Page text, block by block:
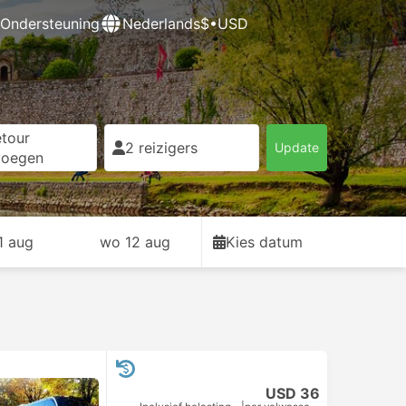
Ondersteuning Nederlands$•USD
2 reizigers Update
aug wo 12 aug Kies datum
USD 36